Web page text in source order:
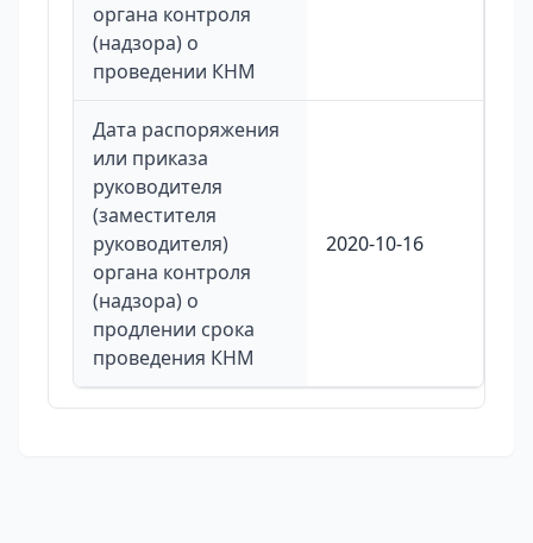
органа контроля
(надзора) о
проведении КНМ
Дата распоряжения
или приказа
руководителя
(заместителя
руководителя)
органа контроля
(надзора) о
продлении срока
проведения КНМ
2020-10-16